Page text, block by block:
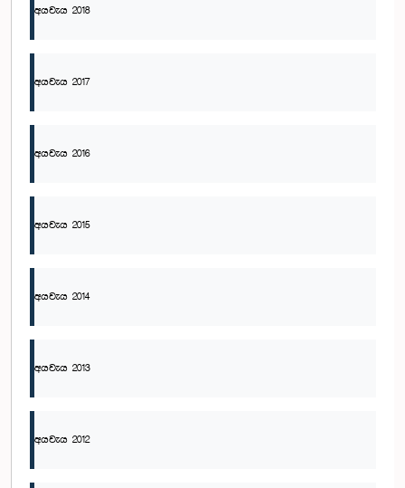
අයවැය 2018
අයවැය 2017
අයවැය 2016
අයවැය 2015
අයවැය 2014
අයවැය 2013
අයවැය 2012